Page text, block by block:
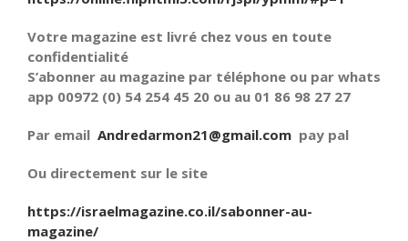
Votre magazine est livré chez vous en toute
confidentialité
S’abonner au magazine par téléphone ou par whats
app 00972 (0) 54 254 45 20 ou au 01 86 98 27 27
Par email Andredarmon21@gmail.com pay pal
Ou directement sur le site
https://israelmagazine.co.il/sabonner-au-
magazine/